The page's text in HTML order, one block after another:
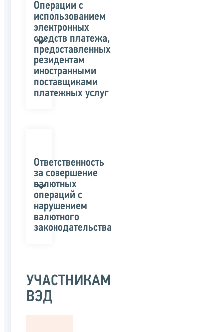
Операции с
использованием
электронных
средств платежа,
предоставленных
резидентам
иностранными
поставщиками
платежных услуг
Ответственность
за совершение
валютных
операций с
нарушением
валютного
законодательства
УЧАСТНИКАМ
ВЭД